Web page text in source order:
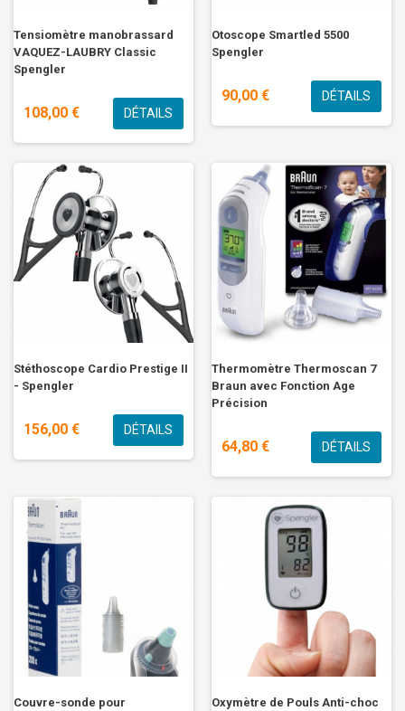
Tensiomètre manobrassard
VAQUEZ-LAUBRY Classic
Spengler
108,00 € DÉTAILS
Otoscope Smartled 5500
Spengler
90,00 € DÉTAILS
Stéthoscope Cardio Prestige II
- Spengler
156,00 € DÉTAILS
Thermomètre Thermoscan 7
Braun avec Fonction Age
Précision
64,80 € DÉTAILS
Couvre-sonde pour
Oxymètre de Pouls Anti-choc